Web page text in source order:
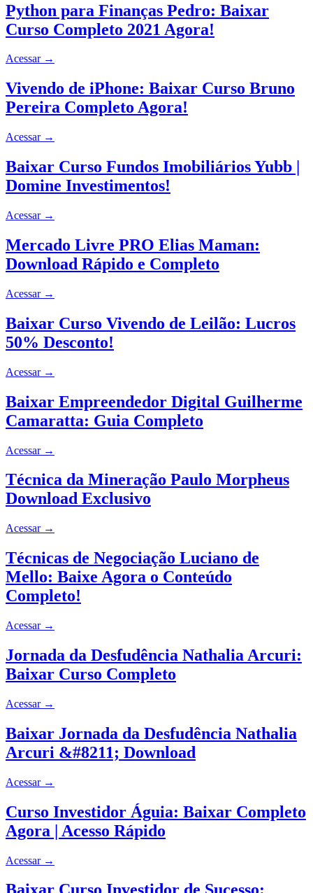
Python para Finanças Pedro: Baixar
Curso Completo 2021 Agora!
Acessar →
Vivendo de iPhone: Baixar Curso Bruno
Pereira Completo Agora!
Acessar →
Baixar Curso Fundos Imobiliários Yubb |
Domine Investimentos!
Acessar →
Mercado Livre PRO Elias Maman:
Download Rápido e Completo
Acessar →
Baixar Curso Vivendo de Leilão: Lucros
50% Desconto!
Acessar →
Baixar Empreendedor Digital Guilherme
Camaratta: Guia Completo
Acessar →
Técnica da Mineração Paulo Morpheus
Download Exclusivo
Acessar →
Técnicas de Negociação Luciano de
Mello: Baixe Agora o Conteúdo
Completo!
Acessar →
Jornada da Desfudência Nathalia Arcuri:
Baixar Curso Completo
Acessar →
Baixar Jornada da Desfudência Nathalia
Arcuri &#8211; Download
Acessar →
Curso Investidor Águia: Baixar Completo
Agora | Acesso Rápido
Acessar →